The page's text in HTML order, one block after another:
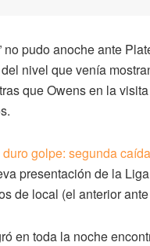
no pudo anoche ante
nivel que venía
que Owens en la
presentación de la
de local (el anterior
en toda la noche